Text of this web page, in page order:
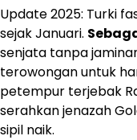
Update 2025: Turki
sejak Januari.
senjata tanpa
terowongan untuk
petempur terjebak
serahkan jenazah
sipil naik.